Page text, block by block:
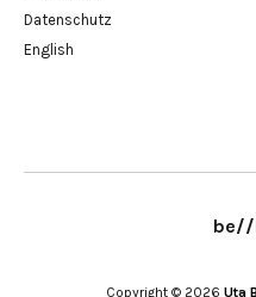
Datenschutz
English
be//
Copyright © 2026 Uta